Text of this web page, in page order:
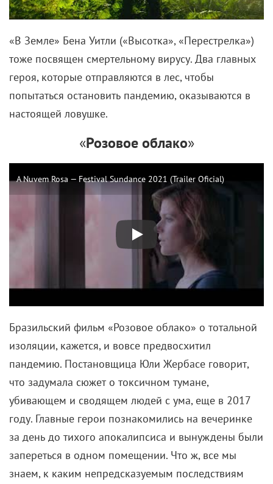
«В Земле» Бена Уитли («Высотка», «Перестрелка»)
тоже посвящен смертельному вирусу. Два главных
героя, которые отправляются в лес, чтобы
попытаться остановить пандемию, оказываются в
настоящей ловушке.
«Розовое облако»
A Nuvem Rosa — Festival Sundance 2021 (Trailer Oficial)
Бразильский фильм «Розовое облако» о тотальной
изоляции, кажется, и вовсе предвосхитил
пандемию. Постановщица Юли Жербасе говорит,
что задумала сюжет о токсичном тумане,
убивающем и сводящем людей с ума, еще в 2017
году. Главные герои познакомились на вечеринке
за день до тихого апокалипсиса и вынуждены были
запереться в одном помещении. Что ж, все мы
знаем, к каким непредсказуемым последствиям